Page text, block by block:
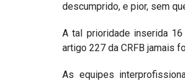
descumprido, e pior, sem
A tal prioridade inserida
artigo 227 da CRFB jamais
As equipes